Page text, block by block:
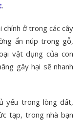
.
ở trong các cây
ẩn núp trong gỗ,
vật dụng của con
gây hại sẽ nhanh
yếu trong lòng đất,
tạp, trong nhà bạn